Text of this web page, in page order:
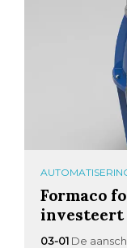
Formaco
investeert
03-01 De